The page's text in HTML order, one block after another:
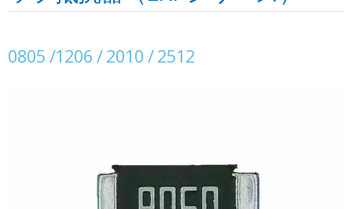
0805 /1206 / 2010 / 2512